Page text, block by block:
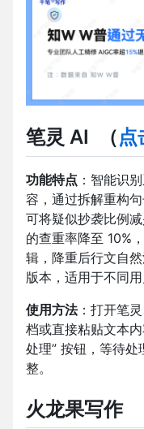
笔灵 AI （点
功能特点 ：智能识
容，通过拆解重构
可将疑似抄袭比例
的查重率降至 10%
辑，降重后行文自
版本，适用于不同用
使用方法：打开笔
档或直接粘贴文本
处理” 按钮，等待
整。
火龙果写作